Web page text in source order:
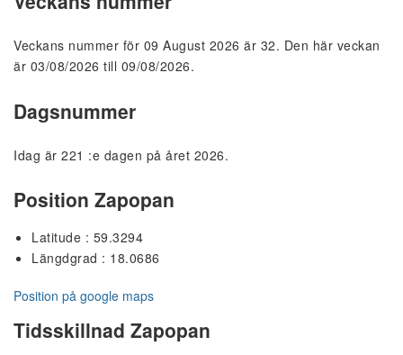
Veckans nummer för 09 August 2026 är 32. Den här veckan
är 03/08/2026 till 09/08/2026.
Dagsnummer
Idag är 221 :e dagen på året 2026.
Position Zapopan
Latitude : 59.3294
Längdgrad : 18.0686
Position på google maps
Tidsskillnad Zapopan